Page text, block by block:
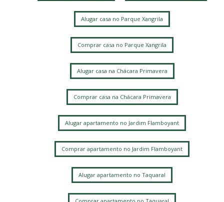
Loteamento Santa Ana do Atibaia (Sousas)
Loteamento Residencial Pedra Alta (Sousas)
Bairro das Palmeiras
Loteamento Alphaville Campinas
Jardim Chapadão
Fazenda Santa Cândida
Loteamento Caminhos de São Conrado (Sousas)
Ville Sainte Hélène
Vila Mimosa
Jardim Chapadao
Jardim Pauliceia
Vila Rossi Borghi e Siqueira
Barao Geraldo
Jardim Proença
Jardim das Paineiras
Parque Santa Bárbara
Jardim Flamboyant
Chácara Primavera
Loteamento Residencial Entre Verdes (Sousas)
Barão Geraldo
Taquaral
Chacara Santa Margarida
Alugar casa no Parque Xangrila
Comprar casa no Parque Xangrila
Alugar casa na Chácara Primavera
Comprar casa na Chácara Primavera
Alugar apartamento no Jardim Flamboyant
Comprar apartamento no Jardim Flamboyant
Alugar apartamento no Taquaral